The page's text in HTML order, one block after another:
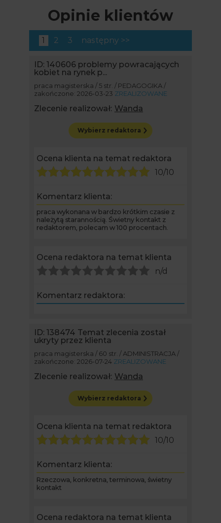
Opinie klientów
1 2 3 następny >>
ID: 140606 problemy powracających
kobiet na rynek p...
praca magisterska / 5 str. / PEDAGOGIKA /
zakończone: 2026-03-23 ZREALIZOWANE
Zlecenie realizował: Wanda
Wybierz redaktora
Ocena klienta na temat redaktora
10/10
Komentarz klienta:
praca wykonana w bardzo krótkim czasie z
należytą starannością. Świetny kontakt z
redaktorem, polecam w 100 procentach.
Ocena redaktora na temat klienta
n/d
Komentarz redaktora:
ID: 138474 Temat zlecenia został
ukryty przez klienta
praca magisterska / 60 str. / ADMINISTRACJA /
zakończone: 2026-07-24 ZREALIZOWANE
Zlecenie realizował: Wanda
Wybierz redaktora
Ocena klienta na temat redaktora
10/10
Komentarz klienta:
Rzeczowa, konkretna, terminowa, świetny
kontakt
Ocena redaktora na temat klienta